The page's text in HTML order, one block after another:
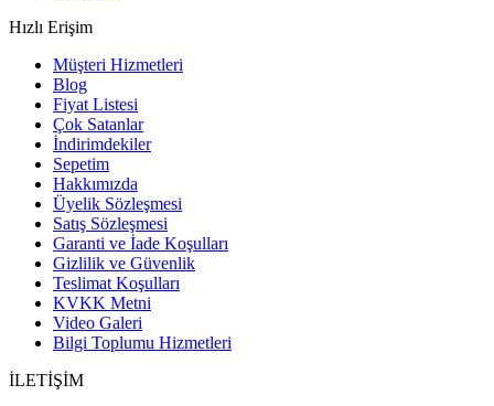
Hızlı Erişim
Müşteri Hizmetleri
Blog
Fiyat Listesi
Çok Satanlar
İndirimdekiler
Sepetim
Hakkımızda
Üyelik Sözleşmesi
Satış Sözleşmesi
Garanti ve İade Koşulları
Gizlilik ve Güvenlik
Teslimat Koşulları
KVKK Metni
Video Galeri
Bilgi Toplumu Hizmetleri
İLETİŞİM